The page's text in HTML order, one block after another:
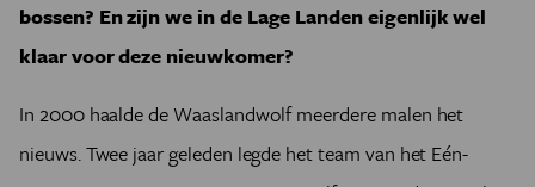
bossen? En zijn we in de Lage Landen eigenlijk wel
klaar voor deze nieuwkomer?
In 2000 haalde de Waaslandwolf meerdere malen het
nieuws. Twee jaar geleden legde het team van het Eén-